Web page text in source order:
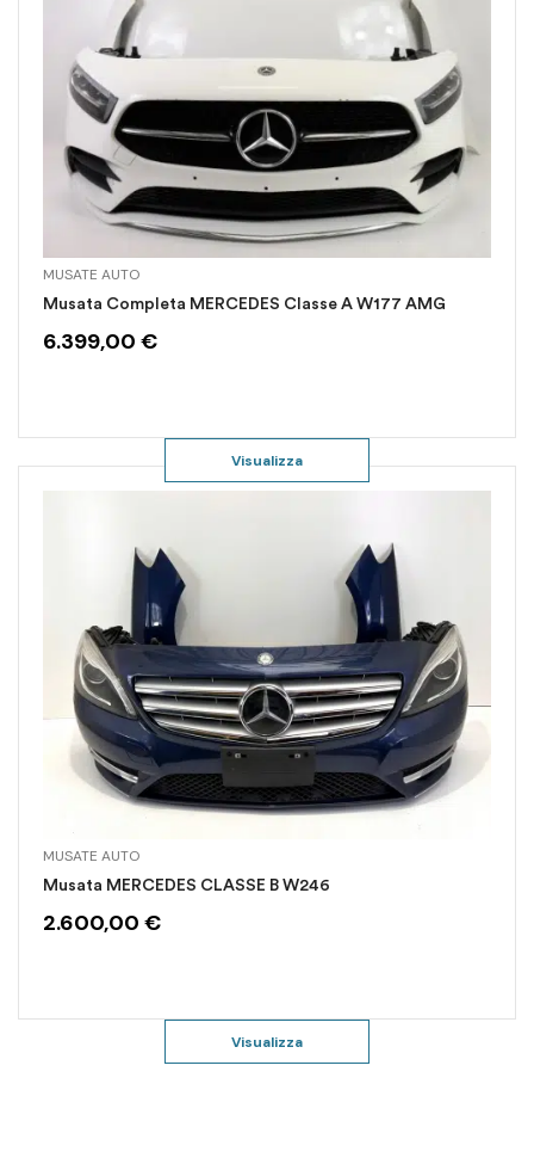
MUSATE AUTO
Musata Completa MERCEDES Classe A W177 AMG
6.399,00 €
Visualizza
MUSATE AUTO
Musata MERCEDES CLASSE B W246
2.600,00 €
Visualizza